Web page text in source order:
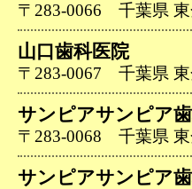
〒283-0066 千葉県 東
山口歯科医院
〒283-0067 千葉県 東
サンピアサンピア
〒283-0068 千葉県 東
サンピアサンピア